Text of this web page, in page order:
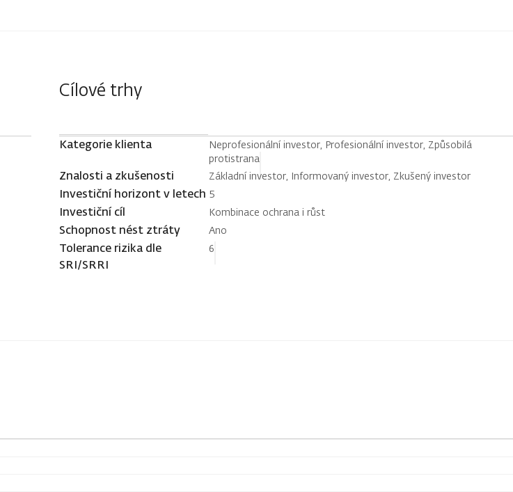
Cílové trhy
Kategorie klienta
Neprofesionální investor, Profesionální investor, Způsobilá
protistrana
Znalosti a zkušenosti Základní investor, Informovaný investor, Zkušený investor
Investiční horizont v letech 5
Investiční cíl Kombinace ochrana i růst
Schopnost nést ztráty Ano
Tolerance rizika dle
SRI/SRRI
6